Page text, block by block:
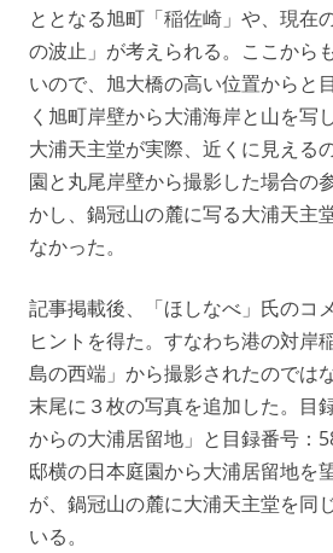
ととなる旭町「稲佐崎」や、現在
の波止」が考えられる。ここから
いので、旭大橋の高い位置からと
く旭町岸壁から大浦海岸と山を写
大浦天主堂が実際、近くに見える
園と丸尾岸壁から撮影した場合の
かし、鍋冠山の麓に写る大浦天主
なかった。
記事掲載後、「ほしなべ」氏のコ
ヒントを得た。すなわち港の対岸
島の西端」から撮影されたのではな
末尾に３枚の写真を追加した。目
からの大浦居留地」と目録番号：
邸横の日本庭園から大浦居留地を
が、鍋冠山の麓に大浦天主堂を同
いる。